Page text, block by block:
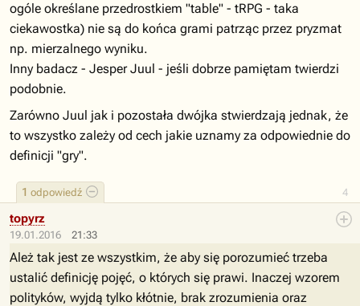
4
1 odpowiedź
ogóle określane przedrostkiem "table" - tRPG - taka
ciekawostka) nie są do końca grami patrząc przez pryzmat
np. mierzalnego wyniku.
Inny badacz - Jesper Juul - jeśli dobrze pamiętam twierdzi
podobnie.
Zarówno Juul jak i pozostała dwójka stwierdzają jednak, że
to wszystko zależy od cech jakie uznamy za odpowiednie do
definicji "gry".
19.01.2016 21:33
topyrz
Ależ tak jest ze wszystkim, że aby się porozumieć trzeba
ustalić definicję pojęć, o których się prawi. Inaczej wzorem
polityków, wyjdą tylko kłótnie, brak zrozumienia oraz